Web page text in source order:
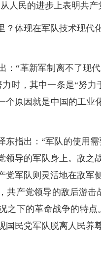
人民的进步上表明共
？体现在军队技术现
：“革新军制离不了现
时，其中一条是“努
个原因就是中国的工
东指出：“军队的使用
领导的军队身上。敌
党军队则灵活地在敌
共产党领导的敌后游
之下的革命战争的特
国民党军队脱离人民